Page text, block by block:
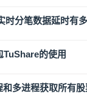
时分笔数据延时有
的使用
多进程获取所有